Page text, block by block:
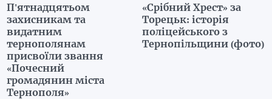
П'ятнадцятьом
захисникам та
видатним
тернополянам
присвоїли звання
«Почесний
громадянин міста
Тернополя»
«Срібний Хрест» за
Торецьк: історія
поліцейського з
Тернопільщини (фото)